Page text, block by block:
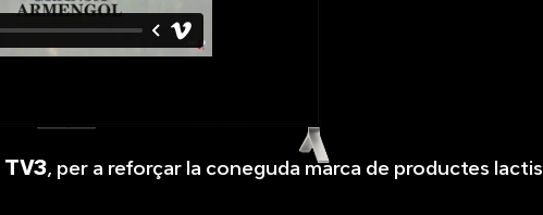
TV3, per a reforçar la coneguda marca de productes lactis